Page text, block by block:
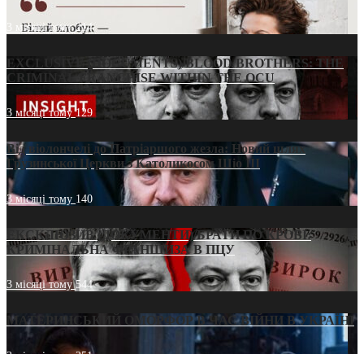
3 місяці тому214
EXCLUSIVE (DOCUMENTS)/BLOOD BROTHERS: THE
CRIMINAL FRANCHISE WITHIN THE OCU
3 місяці тому129
Від віолончелі до Патріаршого жезла: Новий шлях
Грузинської Церкви з Католикосом Шіо III
3 місяці тому 140
ЕКСКЛЮЗИВ (ДОКУМЕНТИ)/БРАТИ ПО КРОВІ:
КРИМІНАЛЬНА ФРАНШИЗА В ПЦУ
3 місяці тому544
МАТЕРИНСЬКИЙ ОМОРФОР В ЧАС ВІЙНИ В УКРАЇНІ